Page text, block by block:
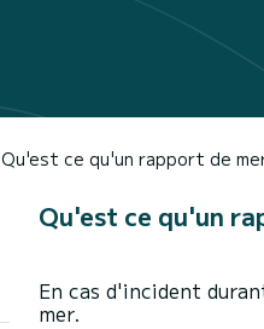
Qu'est ce qu'un rapport de
Qu'est ce qu'un
En cas d'incident
mer.